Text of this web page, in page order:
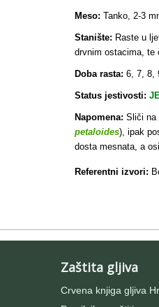
Meso: Tanko, 2-3
Stanište: Raste u
drvnim ostacima, te
Doba rasta: 6, 7, 8,
Status jestivosti:
Napomena: Sliči na
petaloides), ipak
dosta mesnata, a
Referentni izvori:
Zaštita gljiva
Crvena knjiga gljiva